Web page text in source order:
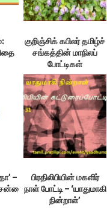
குறிஞ்சிக் கபிலர் தமிழ்ச்
சங்கத்தின் மாநிலப்
போட்டிகள்
–
பிரதிலிபியின் மகளிர்
நாள் போட்டி – ‘யாதுமாகி
நின்றாள்’